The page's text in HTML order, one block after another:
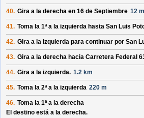
40. Gira a la derecha en 16 de Septiembre 12 m
41. Toma la 1ª a la izquierda hasta San Luis
42. Gira a la izquierda para continuar por San
43. Gira a la derecha hacia Carretera Federal
44. Gira a la izquierda. 1.2 km
45. Toma la 2ª a la izquierda 220 m
46. Toma la 1ª a la derecha
El destino está a la derecha.